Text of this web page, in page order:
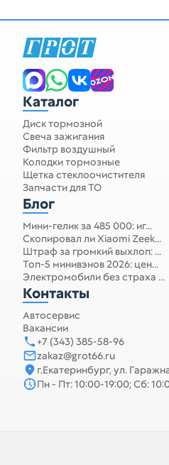
Каталог
Диск тормозной
Свеча зажигания
Фильтр воздушный
Колодки тормозные
Щетка стеклоочистителя
Запчасти для ТО
Блог
Мини-гелик за 485 000: иг...
Скопировал ли Xiaomi Zeek...
Штраф за громкий выхлоп: ...
Топ-5 минивэнов 2026: цен...
Электромобили без страха ...
Контакты
Автосервис
Вакансии
+7 (343) 385-58-96
zakaz@grot66.ru
г.Екатеринбург, ул.
Пн - Пт: 10:00-19:00; Сб: